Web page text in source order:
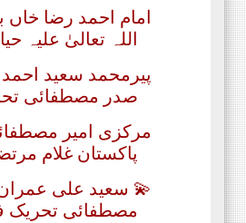
امام احمد رضا خاں
اللہ تعالیٰ علیہ
پیرمحمد سعید
صدر مصطفائی
مرکزی امیر
پاکستان غلام
💫 سعید علی
مصطفائی تحریک